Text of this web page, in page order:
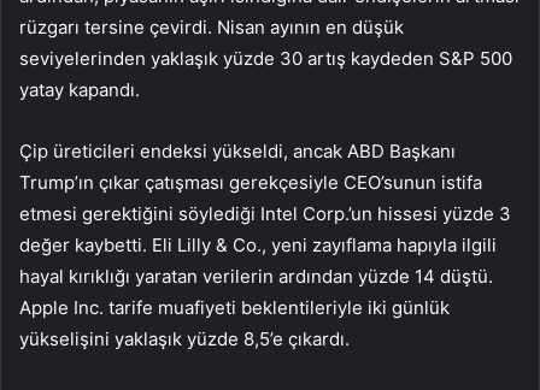
rüzgarı tersine çevirdi. Nisan ayının en düşük
seviyelerinden yaklaşık yüzde 30 artış kaydeden S&P 500
yatay kapandı.
Çip üreticileri endeksi yükseldi, ancak ABD Başkanı
Trump’ın çıkar çatışması gerekçesiyle CEO’sunun istifa
etmesi gerektiğini söylediği Intel Corp.’un hissesi yüzde 3
değer kaybetti. Eli Lilly & Co., yeni zayıflama hapıyla ilgili
hayal kırıklığı yaratan verilerin ardından yüzde 14 düştü.
Apple Inc. tarife muafiyeti beklentileriyle iki günlük
yükselişini yaklaşık yüzde 8,5’e çıkardı.